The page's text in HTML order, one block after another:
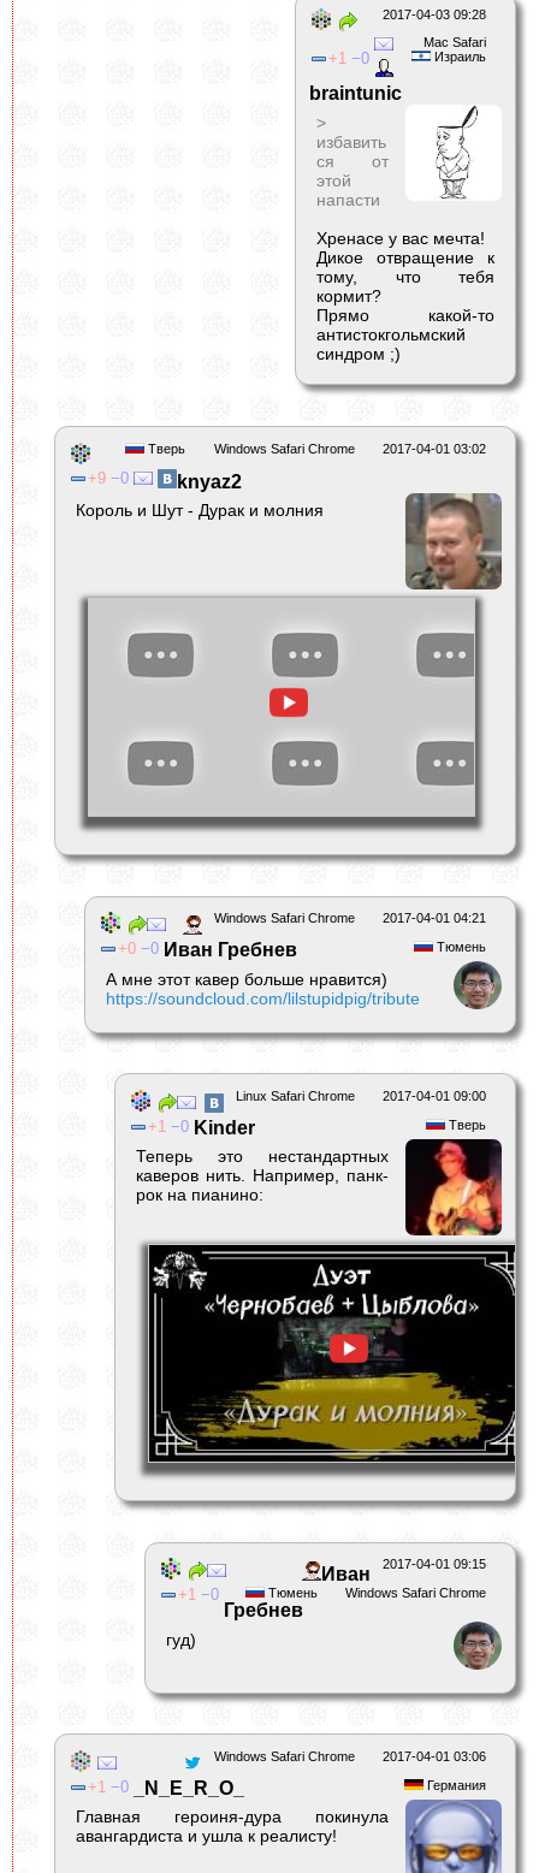
2017-04-03 09:28
Mac Safari
Израиль
1 0
braintunic
>
избавить
ся от
этой
напасти
Хренасе у вас мечта!
Дикое отвращение к
тому, что тебя
кормит?
Прямо какой-то
антистокгольмский
синдром ;)
2017-04-01 03:02
Windows Safari Chrome
Тверь
9 0 knyaz2
Король и Шут - Дурак и молния
2017-04-01 04:21
Windows Safari Chrome
Тюмень
0 0 Иван Гребнев
А мне этот кавер больше нравится)
https://soundcloud.com/lilstupidpig/tribute
2017-04-01 09:00
Linux Safari Chrome
Тверь
1 0 Kinder
Теперь это нестандартных
каверов нить. Например, панк-
рок на пианино:
2017-04-01 09:15
Windows Safari Chrome
Тюмень
1 0
Иван
Гребнев
гуд)
2017-04-01 03:06
Windows Safari Chrome
Германия
1 0 _N_E_R_O_
Главная героиня-дура покинула
авангардиста и ушла к реалисту!